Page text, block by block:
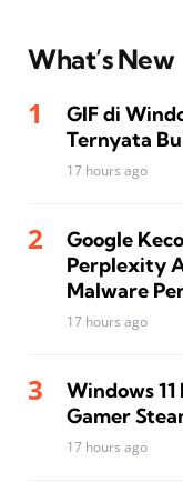
What’s New
GIF di
Ternyata
17 hours ago
Google
Perplexity
Malware
17 hours ago
Windows
Gamer
17 hours ago